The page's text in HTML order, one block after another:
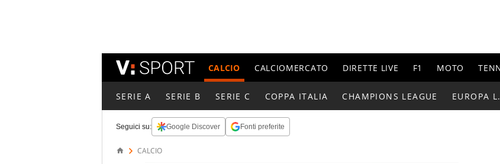
CALCIO CALCIOMERCATO DIRETTE LIVE F1 MOTO
SERIE A SERIE B SERIE C COPPA ITALIA CHAMPIONS LEAGUE EUROPA L.
Seguici su: Google Discover Fonti preferite
CALCIO